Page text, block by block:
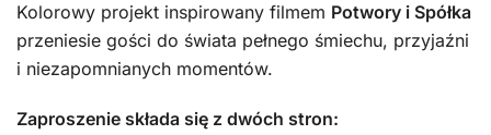
Kolorowy projekt inspirowany filmem Potwory i Spółka
przeniesie gości do świata pełnego śmiechu, przyjaźni
i niezapomnianych momentów.
Zaproszenie składa się z dwóch stron: